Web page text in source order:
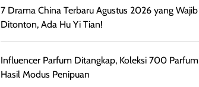
7 Drama China Terbaru Agustus 2026 yang Wajib
Ditonton, Ada Hu Yi Tian!
Influencer Parfum Ditangkap, Koleksi 700 Parfum
Hasil Modus Penipuan